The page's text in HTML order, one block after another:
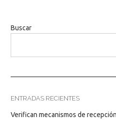
Buscar
ENTRADAS RECIENTES
Verifican mecanismos de